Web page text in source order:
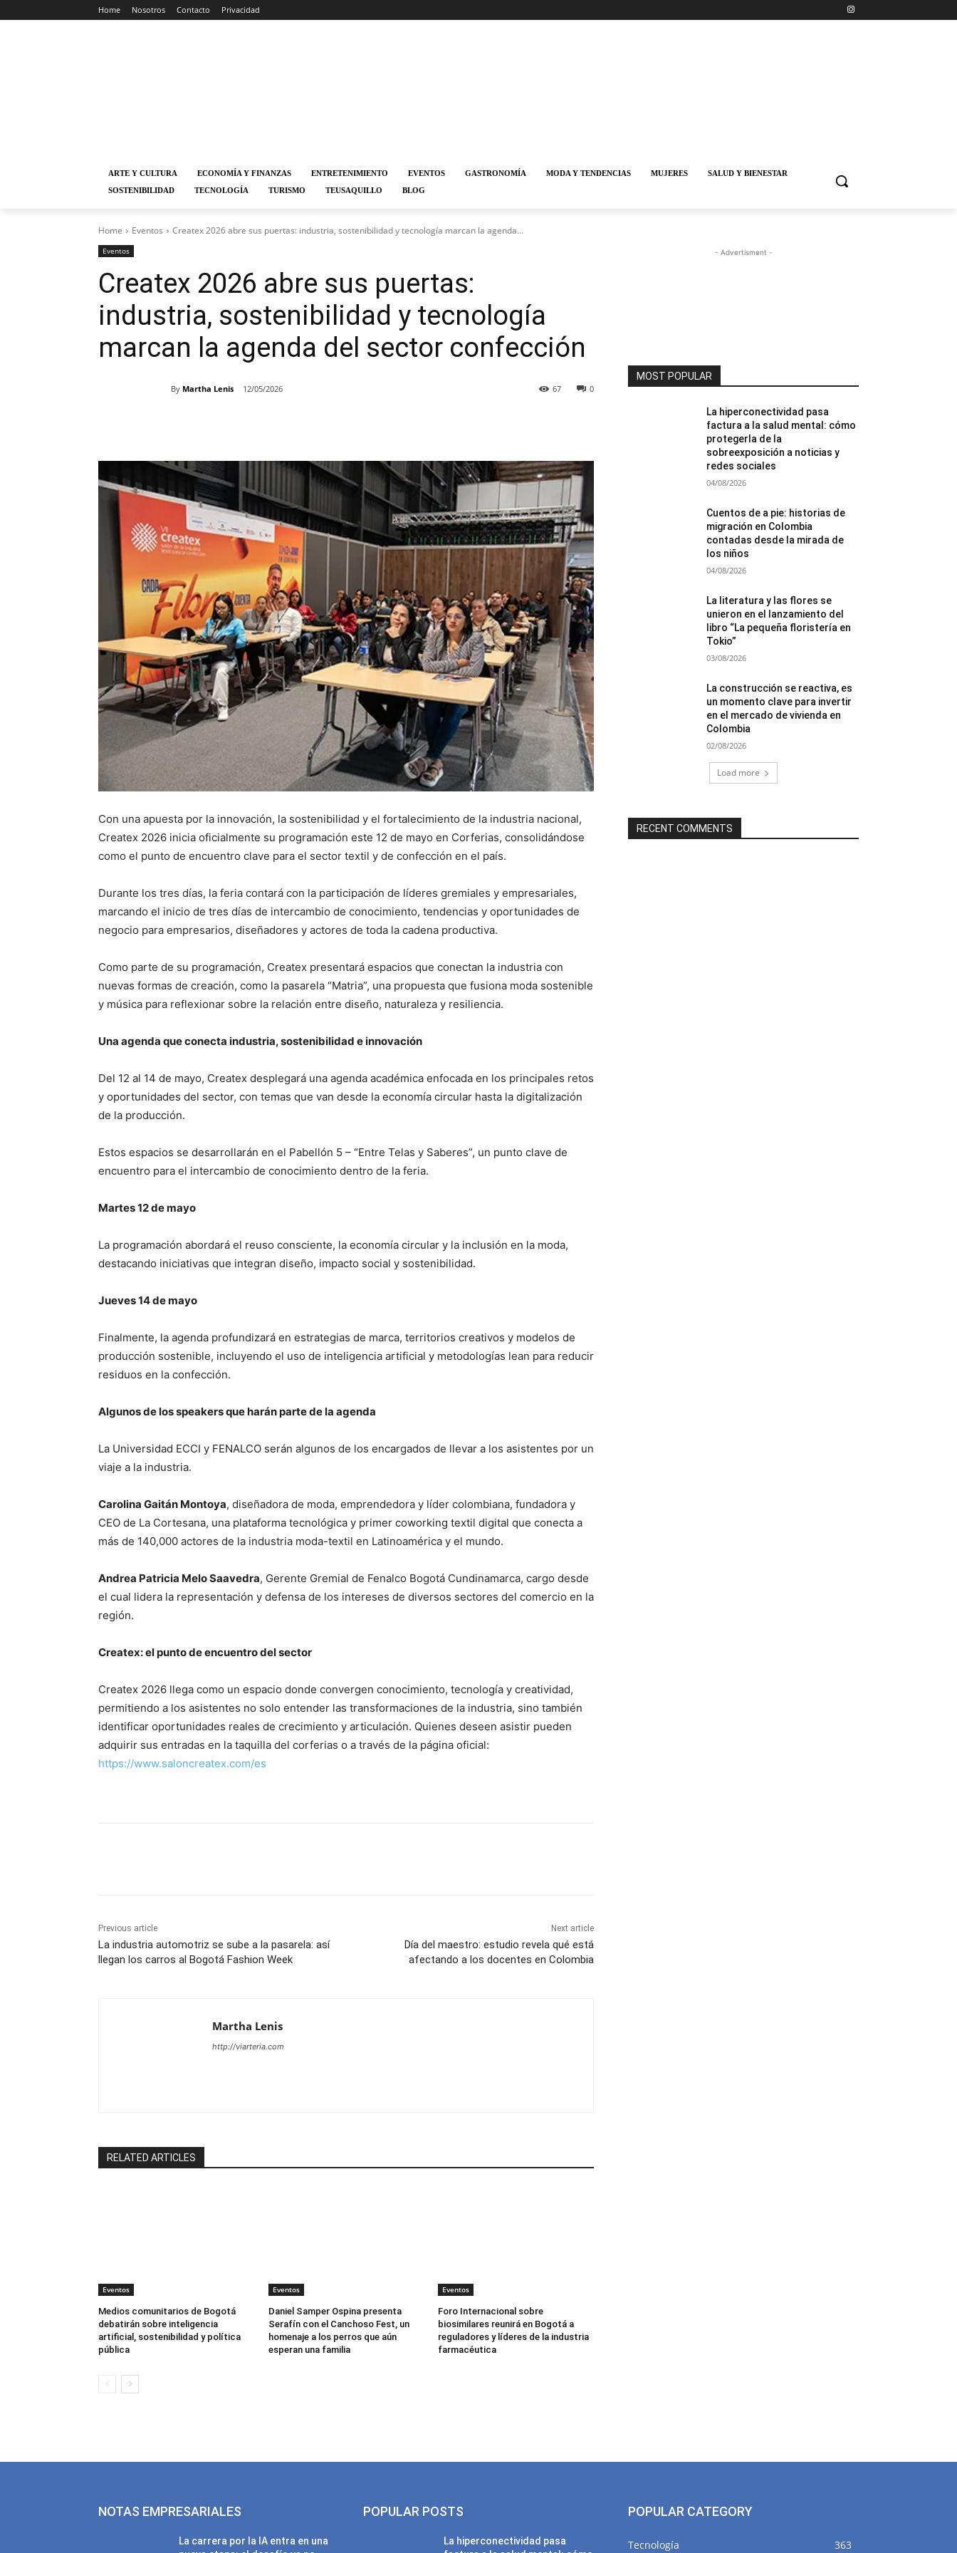
Home Nosotros Contacto Privacidad
ARTE Y CULTURA ECONOMÍA Y FINANZAS ENTRETENIMIENTO EVENTOS GASTRONOMÍA MODA Y TENDENCIAS MUJERES
SALUD Y BIENESTAR
SOSTENIBILIDAD
TECNOLOGÍA TURISMO TEUSAQUILLO BLOG
Home Eventos Createx 2026 abre sus puertas: industria, sostenibilidad y tecnología marcan la agenda...
Eventos
Createx 2026 abre sus puertas:
industria, sostenibilidad y tecnología
marcan la agenda del sector confección
By Martha Lenis 12/05/2026 0
67
Con una apuesta por la innovación, la sostenibilidad y el fortalecimiento de la industria nacional,
Createx 2026 inicia oficialmente su programación este 12 de mayo en Corferias, consolidándose
como el punto de encuentro clave para el sector textil y de confección en el país.
Durante los tres días, la feria contará con la participación de líderes gremiales y empresariales,
marcando el inicio de tres días de intercambio de conocimiento, tendencias y oportunidades de
negocio para empresarios, diseñadores y actores de toda la cadena productiva.
Como parte de su programación, Createx presentará espacios que conectan la industria con
nuevas formas de creación, como la pasarela “Matria”, una propuesta que fusiona moda sostenible
y música para reflexionar sobre la relación entre diseño, naturaleza y resiliencia.
Una agenda que conecta industria, sostenibilidad e innovación
Del 12 al 14 de mayo, Createx desplegará una agenda académica enfocada en los principales retos
y oportunidades del sector, con temas que van desde la economía circular hasta la digitalización
de la producción.
Estos espacios se desarrollarán en el Pabellón 5 – “Entre Telas y Saberes”, un punto clave de
encuentro para el intercambio de conocimiento dentro de la feria.
Martes 12 de mayo
La programación abordará el reuso consciente, la economía circular y la inclusión en la moda,
destacando iniciativas que integran diseño, impacto social y sostenibilidad.
Jueves 14 de mayo
Finalmente, la agenda profundizará en estrategias de marca, territorios creativos y modelos de
producción sostenible, incluyendo el uso de inteligencia artificial y metodologías lean para reducir
residuos en la confección.
Algunos de los speakers que harán parte de la agenda
La Universidad ECCI y FENALCO serán algunos de los encargados de llevar a los asistentes por un
viaje a la industria.
Carolina Gaitán Montoya, diseñadora de moda, emprendedora y líder colombiana, fundadora y
CEO de La Cortesana, una plataforma tecnológica y primer coworking textil digital que conecta a
más de 140,000 actores de la industria moda-textil en Latinoamérica y el mundo.
Andrea Patricia Melo Saavedra, Gerente Gremial de Fenalco Bogotá Cundinamarca, cargo desde
el cual lidera la representación y defensa de los intereses de diversos sectores del comercio en la
región.
Createx: el punto de encuentro del sector
Createx 2026 llega como un espacio donde convergen conocimiento, tecnología y creatividad,
permitiendo a los asistentes no solo entender las transformaciones de la industria, sino también
identificar oportunidades reales de crecimiento y articulación. Quienes deseen asistir pueden
adquirir sus entradas en la taquilla del corferias o a través de la página oficial:
https://www.saloncreatex.com/es
Previous article
La industria automotriz se sube a la pasarela: así
llegan los carros al Bogotá Fashion Week
Next article
Día del maestro: estudio revela qué está
afectando a los docentes en Colombia
Martha Lenis
http://viarteria.com
RELATED ARTICLES
Eventos
Medios comunitarios de Bogotá
debatirán sobre inteligencia
artificial, sostenibilidad y política
pública
Eventos
Daniel Samper Ospina presenta
Serafín con el Canchoso Fest, un
homenaje a los perros que aún
esperan una familia
Eventos
Foro Internacional sobre
biosimilares reunirá en Bogotá a
reguladores y líderes de la industria
farmacéutica
- Advertisment -
MOST POPULAR
La hiperconectividad pasa
factura a la salud mental: cómo
protegerla de la
sobreexposición a noticias y
redes sociales
04/08/2026
Cuentos de a pie: historias de
migración en Colombia
contadas desde la mirada de
los niños
04/08/2026
La literatura y las flores se
unieron en el lanzamiento del
libro “La pequeña floristería en
Tokio”
03/08/2026
La construcción se reactiva, es
un momento clave para invertir
en el mercado de vivienda en
Colombia
02/08/2026
Load more
RECENT COMMENTS
NOTAS EMPRESARIALES
La carrera por la IA entra en una
POPULAR POSTS
La hiperconectividad pasa
POPULAR CATEGORY
Tecnología 363